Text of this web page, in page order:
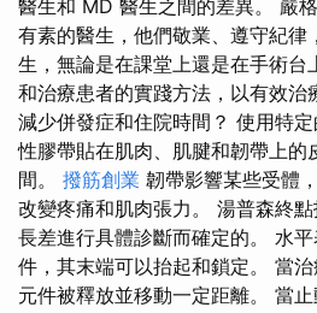
醫生和 MD 醫生之間的差異。 嚴
有素的醫生，他們敬業、遵守紀律
生，無論是在課堂上還是在手術台
和治療患者的實踐方法，以有效治
減少併發症和住院時間？ 使用特
性膠帶貼在肌肉、肌腱和韌帶上的
間。 撥筋創業 韌帶影響某些受體
改變疼痛和肌肉張力。 湯普森終
長差進行具體診斷而確定的。 水
件，其末端可以抬起和鎖定。 當
元件被釋放並移動一定距離。 當